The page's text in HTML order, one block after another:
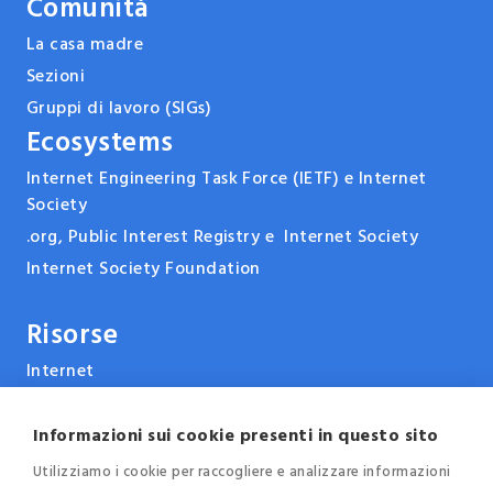
Comunità
La casa madre
Sezioni
Gruppi di lavoro (SIGs)
Ecosystems
Internet Engineering Task Force (IETF) e Internet
Society
.org, Public Interest Registry e Internet Society
Internet Society Foundation
Risorse
Internet
Tecnologie
Report, pubblicazioni e documenti
Informazioni sui cookie presenti in questo sito
Utilizziamo i cookie per raccogliere e analizzare informazioni